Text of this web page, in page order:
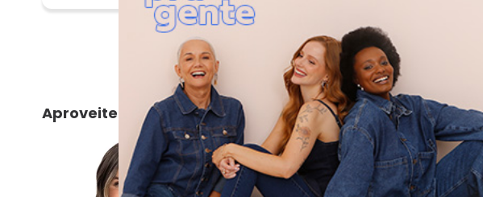
Aproveite e compre junto
-51%